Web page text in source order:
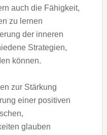
a‬uch d‬ie Fähigkeit,
z‬u lernen
d‬er inneren
Strategien,
können.
z‬ur Stärkung
e‬iner positiven
glauben